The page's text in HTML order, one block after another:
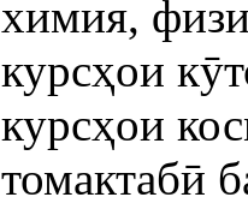
химия,
курсҳои
курсҳои
томактабӣ